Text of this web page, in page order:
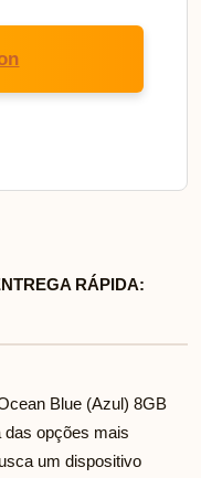
RÁPIDA:
Blue (Azul) 8GB
opções mais
um dispositivo